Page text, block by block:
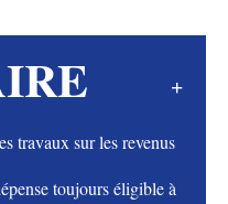
travaux sur les revenus
toujours éligible à